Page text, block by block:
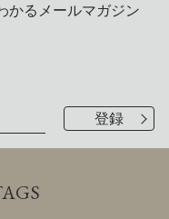
かるメールマガジン